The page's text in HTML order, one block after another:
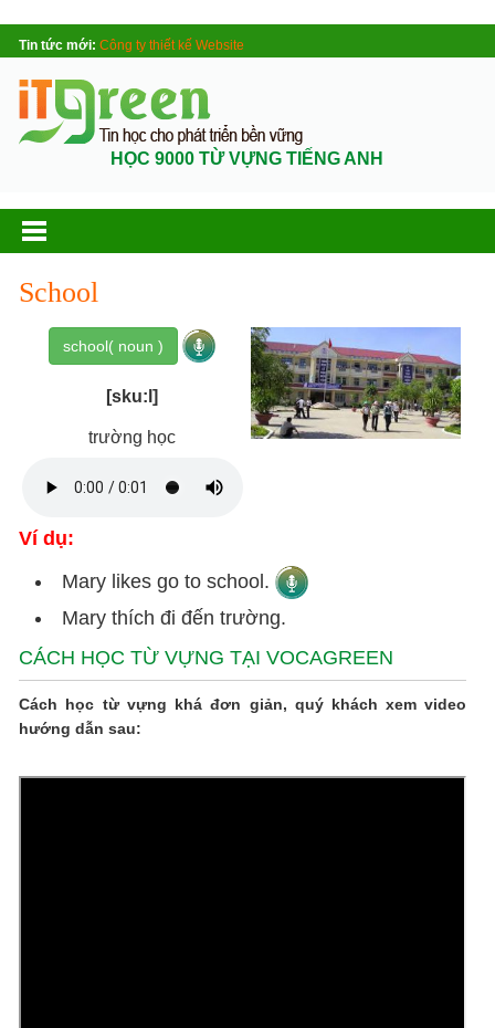
Tin tức mới: Công ty thiết kế Website
HỌC 9000 TỪ VỰNG TIẾNG ANH
School
school( noun )
[sku:l]
trường học
Ví dụ:
Mary likes go to school.
Mary thích đi đến trường.
CÁCH HỌC TỪ VỰNG TẠI VOCAGREEN
Cách học từ vựng khá đơn giản, quý khách xem video
hướng dẫn sau: